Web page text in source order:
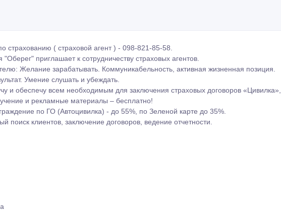
страхованию ( страховой агент ) - 098-821-85-58.
"Оберег" приглашает к сотрудничеству страховых агентов.
Желание зарабатывать. Коммуникабельность, активная жизненная позиция.
Умение слушать и убеждать.
и обеспечу всем необходимым для заключения страховых договоров «Цивилка»,
и рекламные материалы – бесплатно!
по ГО (Автоцивилка) - до 55%, по Зеленой карте до 35%.
поиск клиентов, заключение договоров, ведение отчетности.